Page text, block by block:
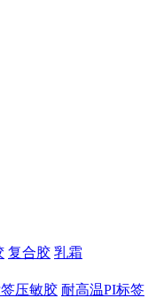
复合胶 乳霜
压敏胶 耐高温PI标签